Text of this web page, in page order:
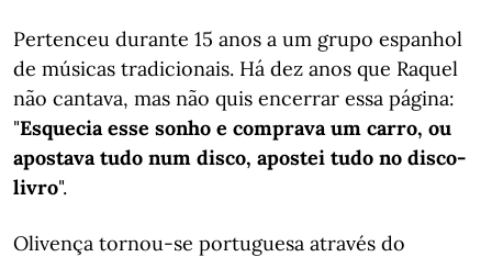
Pertenceu durante 15 anos a um grupo espanhol
de músicas tradicionais. Há dez anos que Raquel
não cantava, mas não quis encerrar essa página:
"Esquecia esse sonho e comprava um carro, ou
apostava tudo num disco, apostei tudo no disco-
livro".
Olivença tornou-se portuguesa através do